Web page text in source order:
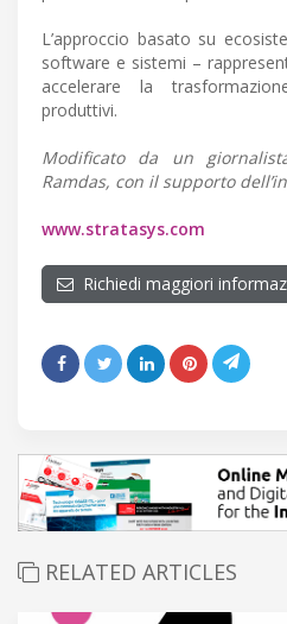
L’approccio basato su
software e sistemi –
accelerare la
produttivi.
Modificato da un
Ramdas, con il supporto
www.stratasys.com
Richiedi maggiori
RELATED ARTICLES